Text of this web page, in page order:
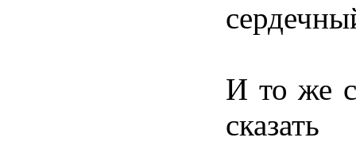
И то же